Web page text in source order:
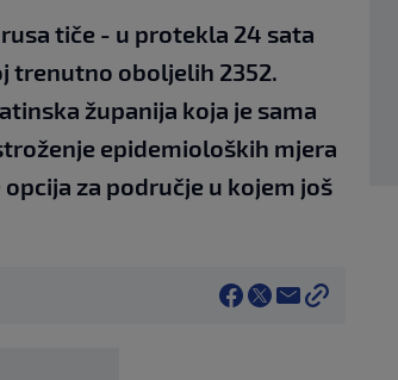
tiče - u protekla 24 sata
trenutno oboljelih 2352.
županija koja je sama
epidemioloških mjera
za područje u kojem još